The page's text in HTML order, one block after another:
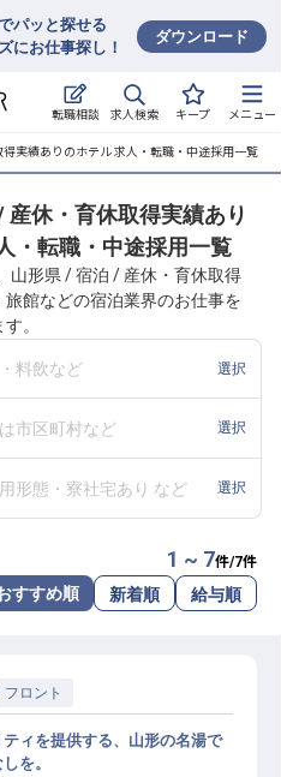
パッと探せる
にお仕事探し！
ダウンロード
転職相談 求人検索 キープ メニュー
す
説明会
ついて
界情報コラム
職サポートに申し込む
得実績ありのホテル 求人・転職・中途採用一覧
産休・育休取得実績あり
・転職・中途採用一覧
山形県 / 宿泊 / 産休・育休取得
館などの宿泊業界のお仕事を
。
料飲など 選択
市区町村など 選択
形態・寮社宅あり など 選択
1 ~ 7件/7件
すすめ順 新着順 給与順
フロント
ィを提供する、山形の名湯で
を。